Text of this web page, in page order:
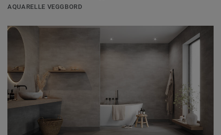
AQUARELLE VEGGBORD